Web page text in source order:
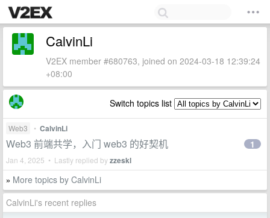
CalvinLi
V2EX member #680763, joined on 2024-03-18 12:39:24
+08:00
Switch topics list
Web3 • CalvinLi
Web3 前端共学，入门 web3 的好契机
Jan 4, 2025 • Lastly replied byzzeskl
1
» More topics by CalvinLi
CalvinLi's recent replies